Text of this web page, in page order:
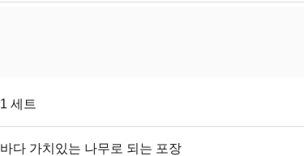
1 세트
바다 가치있는 나무로 되는 포장